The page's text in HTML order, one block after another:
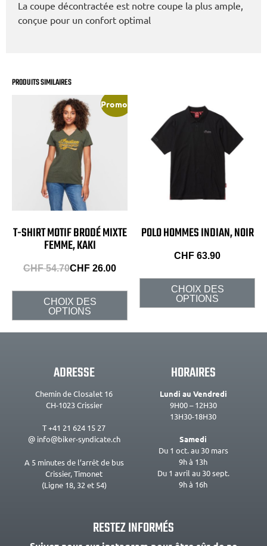
La coupe décontractée est notre coupe la plus ample,
conçue pour un confort optimal
PRODUITS SIMILAIRES
Promo !
T-SHIRT MOTIF BRODÉ MIXTE
FEMME, KAKI
CHF54.70CHF 26.00
CHOIX DES
OPTIONS
POLO HOMMES INDIAN, NOIR
CHF 63.90
CHOIX DES
OPTIONS
ADRESSE
Chemin de Closalet 16
CH-1023 Crissier
T +41 21 624 15 27
@ info@biker-syndicate.ch
A 5 minutes de l’arrêt de bus
Crissier, Timonet
(Ligne 18, 32 et 54)
HORAIRES
Lundi au Vendredi
9H00 – 12H30
13H30-18H30
Samedi
Du 1 oct. au 30 mars
9h à 13h
Du 1 avril au 30 sept.
9h à 16h
RESTEZ INFORMÉS